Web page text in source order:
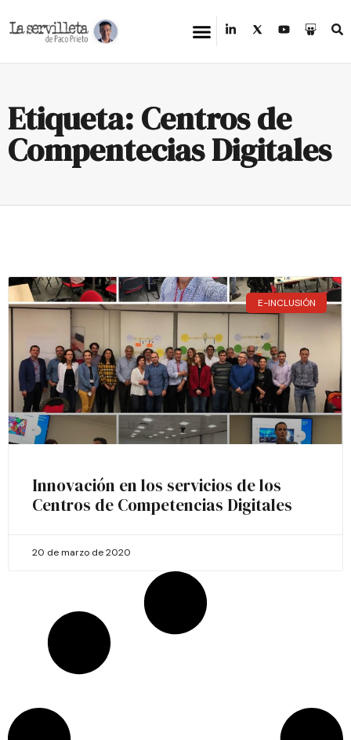
Etiqueta: Centros de
Compentecias Digitales
E-INCLUSIÓN
Innovación en los servicios de los
Centros de Competencias Digitales
20 de marzo de 2020